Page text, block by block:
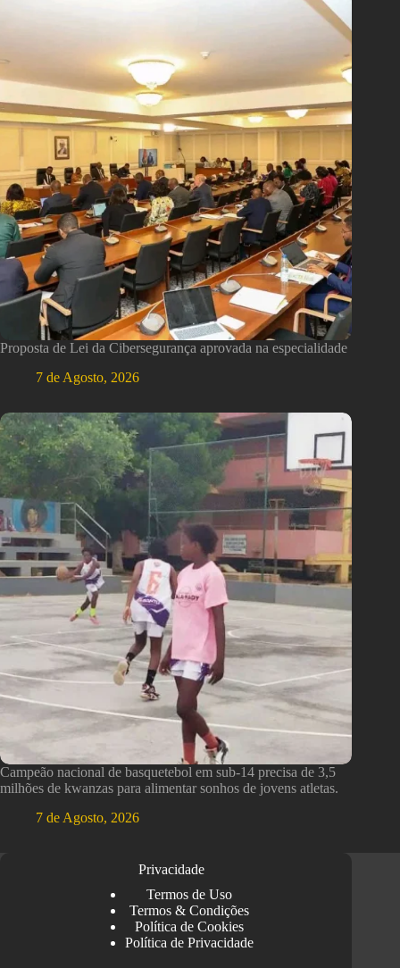
Proposta de Lei da Cibersegurança aprovada na especialidade
7 de Agosto, 2026
Campeão nacional de basquetebol em sub-14 precisa de 3,5
milhões de kwanzas para alimentar sonhos de jovens atletas.
7 de Agosto, 2026
Privacidade
Termos de Uso
Termos & Condições
Política de Cookies
Política de Privacidade